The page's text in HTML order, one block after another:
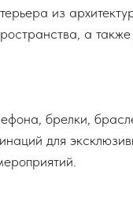
из
а также
брелки,
для